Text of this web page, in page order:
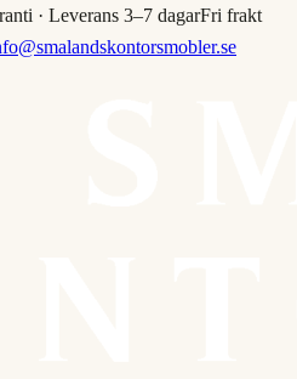
· Leverans 3–7 dagarFri frakt